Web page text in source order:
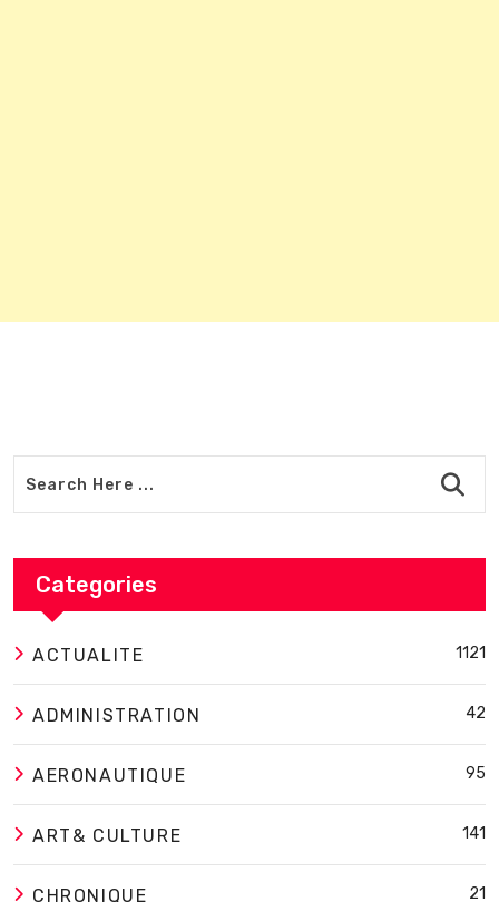
Categories
ACTUALITE 1121
ADMINISTRATION 42
AERONAUTIQUE 95
ART& CULTURE 141
CHRONIQUE 21